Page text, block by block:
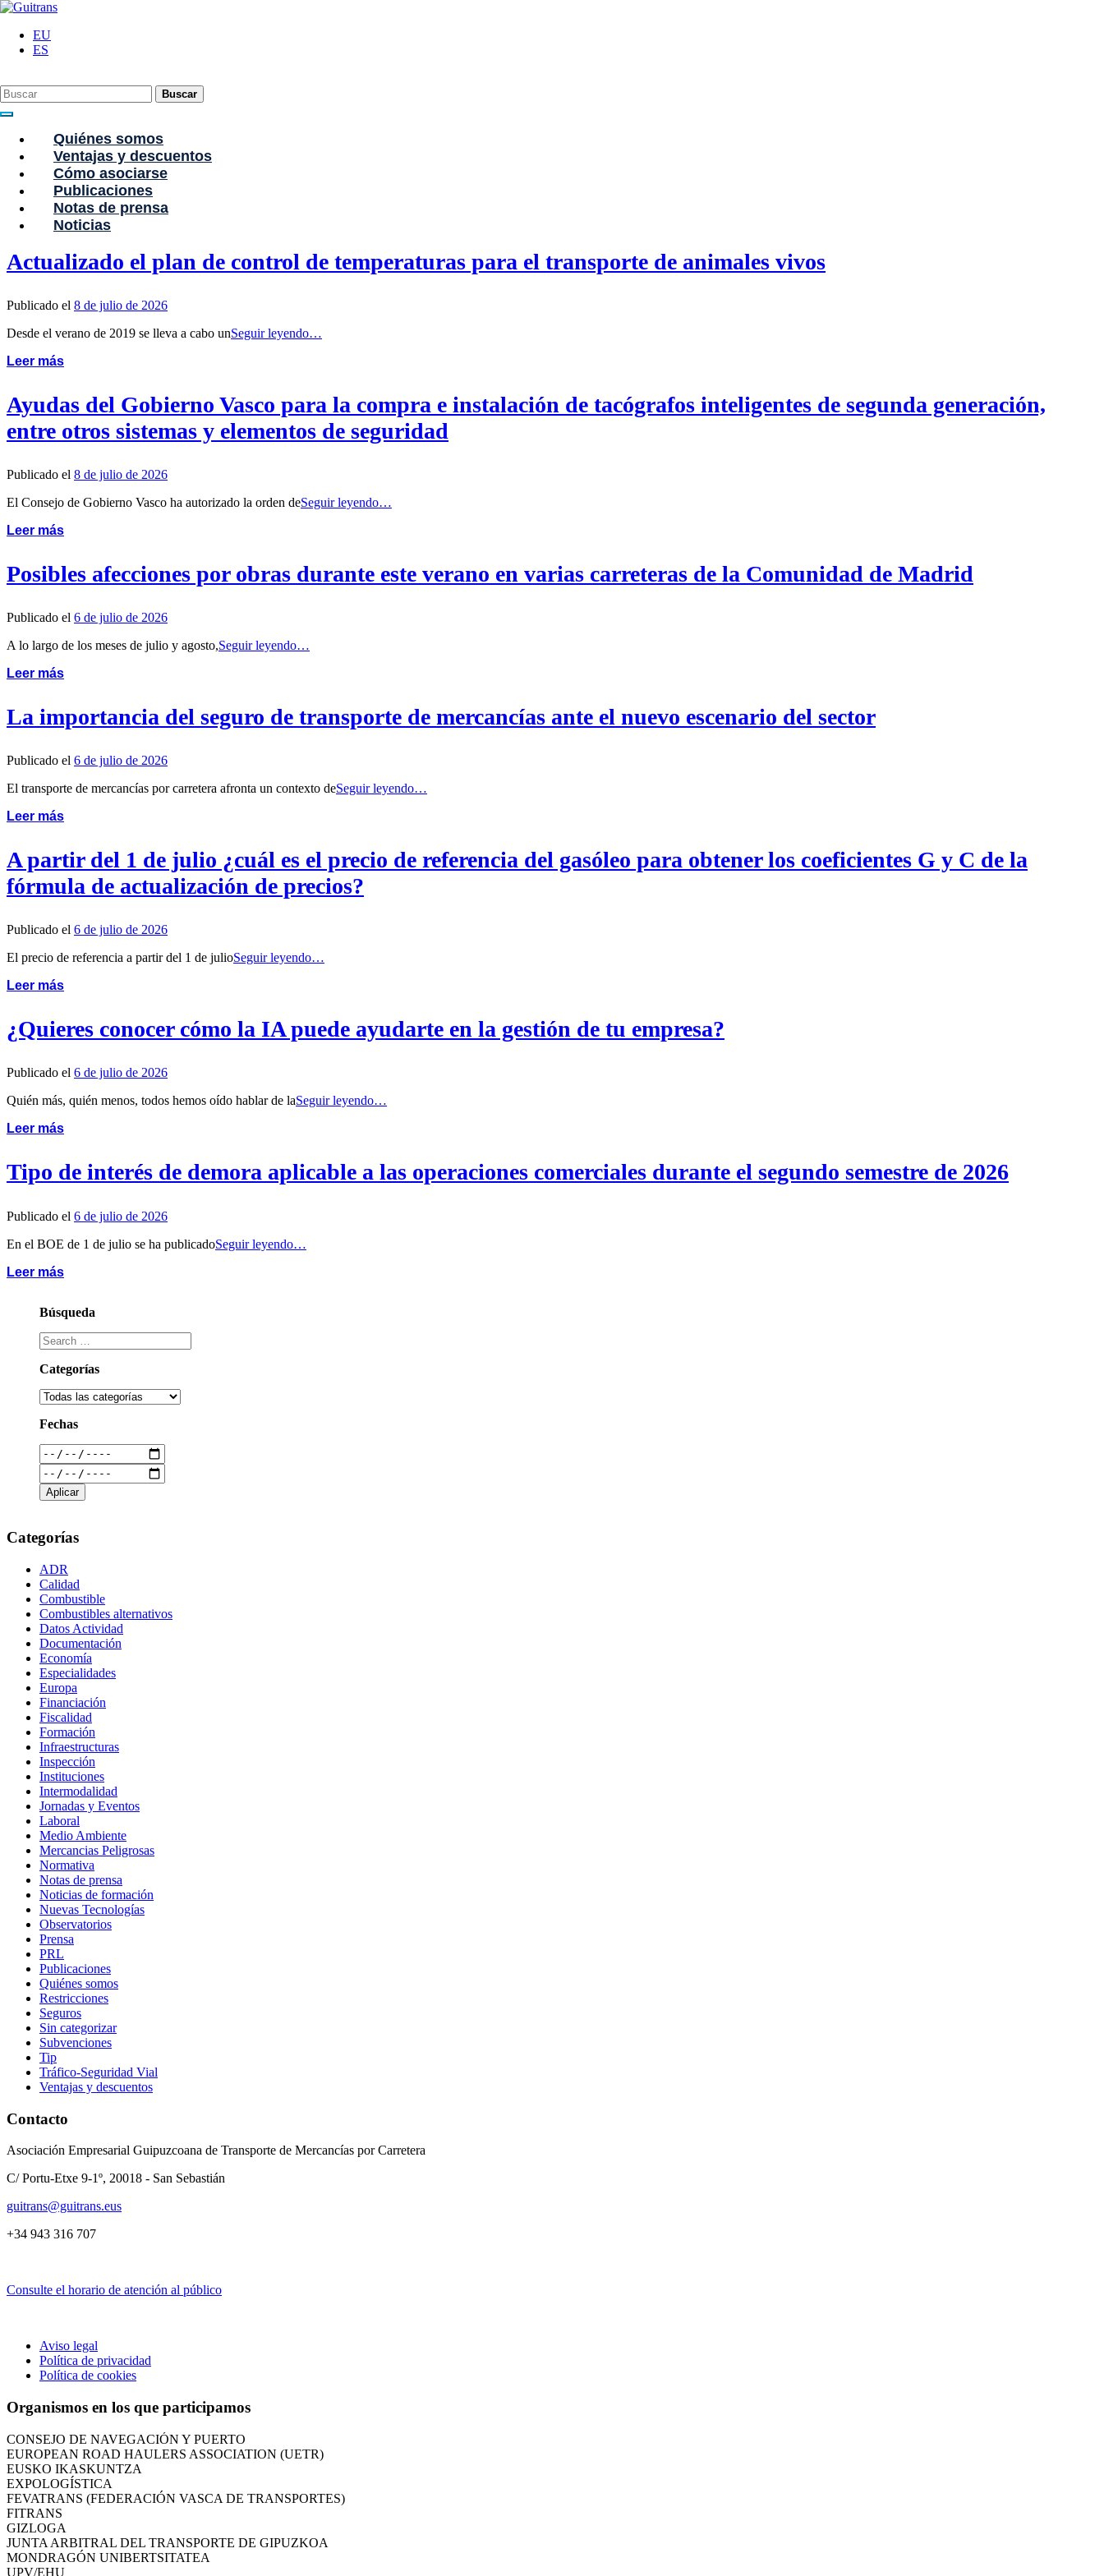
Continuar al contenido principal
C/ Portu-Etxe 9-1º, 20018-San Sebastián
EU
ES
Buscar
Quiénes somos
Ventajas y descuentos
Cómo asociarse
Publicaciones
Notas de prensa
Noticias
Tag: Boletín 1815
Actualizado el plan de control de temperaturas para el transporte de animales vivos
Publicado el 8 de julio de 2026
Desde el verano de 2019 se lleva a cabo unSeguir leyendo…
Leer más
Ayudas del Gobierno Vasco para la compra e instalación de tacógrafos inteligentes de segunda generación,
entre otros sistemas y elementos de seguridad
Publicado el 8 de julio de 2026
El Consejo de Gobierno Vasco ha autorizado la orden deSeguir leyendo…
Leer más
Posibles afecciones por obras durante este verano en varias carreteras de la Comunidad de Madrid
Publicado el 6 de julio de 2026
A lo largo de los meses de julio y agosto,Seguir leyendo…
Leer más
La importancia del seguro de transporte de mercancías ante el nuevo escenario del sector
Publicado el 6 de julio de 2026
El transporte de mercancías por carretera afronta un contexto deSeguir leyendo…
Leer más
A partir del 1 de julio ¿cuál es el precio de referencia del gasóleo para obtener los coeficientes G y C de la
fórmula de actualización de precios?
Publicado el 6 de julio de 2026
El precio de referencia a partir del 1 de julioSeguir leyendo…
Leer más
¿Quieres conocer cómo la IA puede ayudarte en la gestión de tu empresa?
Publicado el 6 de julio de 2026
Quién más, quién menos, todos hemos oído hablar de laSeguir leyendo…
Leer más
Tipo de interés de demora aplicable a las operaciones comerciales durante el segundo semestre de 2026
Publicado el 6 de julio de 2026
En el BOE de 1 de julio se ha publicadoSeguir leyendo…
Leer más
Búsqueda
Categorías
Fechas
Categorías
ADR
Calidad
Combustible
Combustibles alternativos
Datos Actividad
Documentación
Economía
Especialidades
Europa
Financiación
Fiscalidad
Formación
Infraestructuras
Inspección
Instituciones
Intermodalidad
Jornadas y Eventos
Laboral
Medio Ambiente
Mercancias Peligrosas
Normativa
Notas de prensa
Noticias de formación
Nuevas Tecnologías
Observatorios
Prensa
PRL
Publicaciones
Quiénes somos
Restricciones
Seguros
Sin categorizar
Subvenciones
Tip
Tráfico-Seguridad Vial
Ventajas y descuentos
Contacto
Asociación Empresarial Guipuzcoana de Transporte de Mercancías por Carretera
C/ Portu-Etxe 9-1º, 20018 - San Sebastián
guitrans@guitrans.eus
+34 943 316 707
Consulte el horario de atención al público
Aviso legal
Política de privacidad
Política de cookies
Organismos en los que participamos
CÁMARA DE COMERCIO DE GIPUZKOA
COMISIÓN ASESORA DE MOVILIDAD DEL AYUNTAMIENTO DE DONOSTIA
COMITÉ DE INSPECCION DE GIPUZKOA
CONSEJO ASESOR DEL GOBIERNO VASCO
CONSEJO DE ADMINISTRACIÓN DE ZAISA
EUROPEAN ROAD HAULERS ASSOCIATION (UETR)
EUSKO IKASKUNTZA
EXPOLOGÍSTICA
FEVATRANS (FEDERACIÓN VASCA DE TRANSPORTES)
FITRANS
GIZLOGA
JUNTA ARBITRAL DEL TRANSPORTE DE GIPUZKOA
MONDRAGÓN UNIBERTSITATEA
UPV/EHU